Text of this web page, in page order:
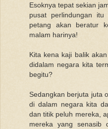
Esoknya tepat sekian
pusat perlindungan
petang akan beratur
malam harinya!
Kita kena kaji balik
didalam negara kita
begitu?
Sedangkan berjuta juta
di dalam negara kita
dan titik peluh mereka,
mereka yang senasib